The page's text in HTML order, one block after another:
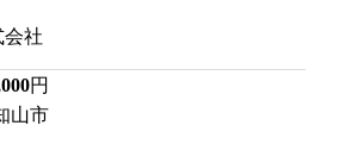
社
円
山市